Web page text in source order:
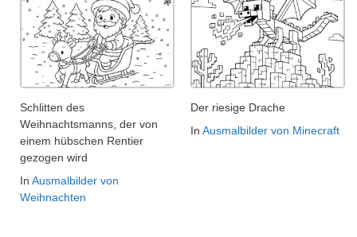
Schlitten des
Weihnachtsmanns, der von
einem hübschen Rentier
gezogen wird
In Ausmalbilder von
Weihnachten
Der riesige Drache
In Ausmalbilder von Minecraft